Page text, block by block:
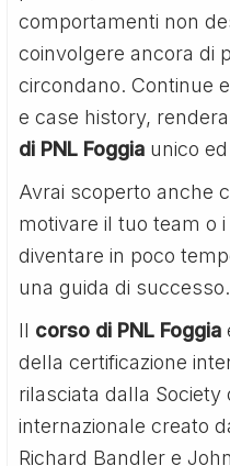
comportamenti non
coinvolgere ancora di
circondano. Continue
e case history,
di PNL Foggia unico
Avrai scoperto anche
motivare il tuo team o
diventare in poco
una guida di successo.
Il corso di PNL Foggia
della certificazione
rilasciata dalla Society
internazionale creato
Richard Bandler e